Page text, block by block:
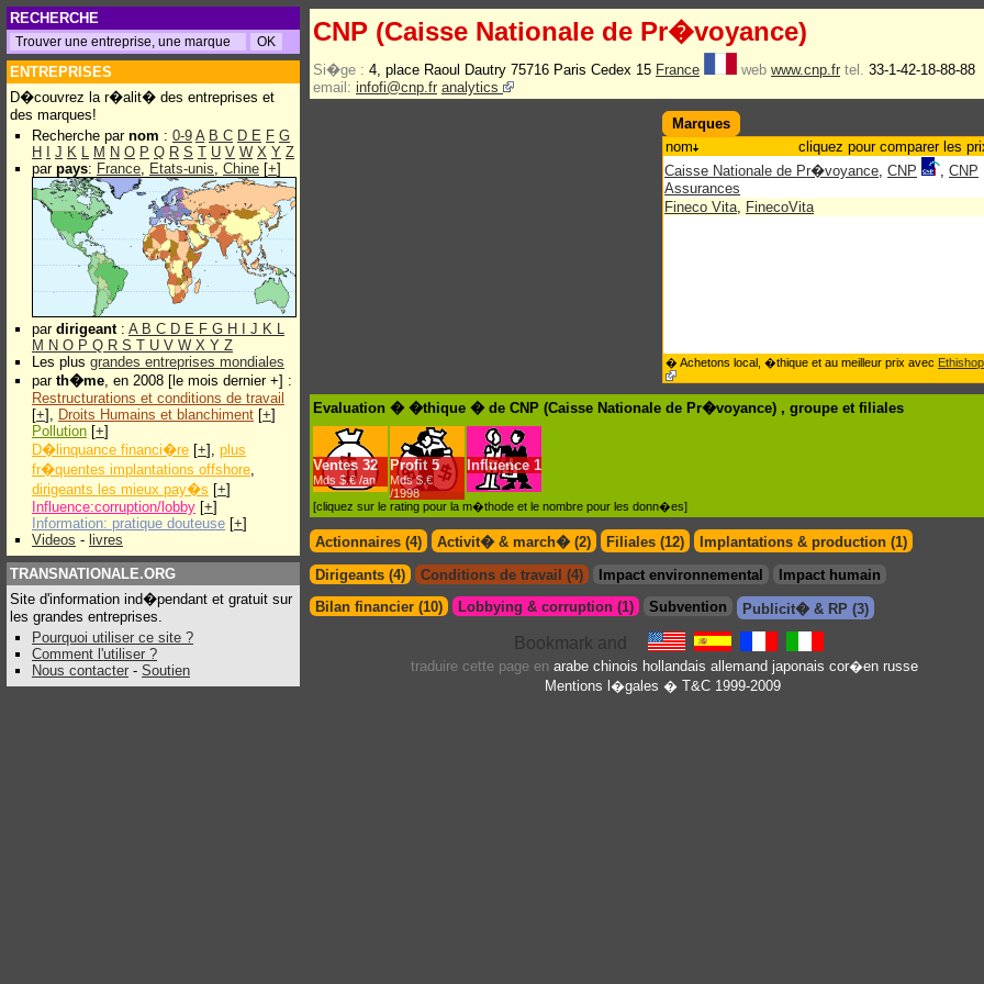
RECHERCHE
ENTREPRISES
D�couvrez la r�alit� des entreprises et
des marques!
Recherche par nom : 0-9 A B C D E F G
H
J K L M N O P Q R S T U V W X Y Z
par pays: France, Etats-unis, Chine [+]
par dirigeant: A B C D E F G H J K L
M N O P Q R S T U V W X Y Z
Les plus grandes entreprises mondiales
par th�me, en 2008 [le mois dernier +] :
Restructurations et conditions de travail
[+], Droits Humains et blanchiment [+]
Pollution [+]
D�linquance financi�re [+], plus
fr�quentes implantations offshore,
dirigeants les mieux pay�s [+]
Influence:corruption/lobby [+]
Information: pratique douteuse [+]
Videos - livres
TRANSNATIONALE.ORG
Site d'information ind�pendant et gratuit sur
les grandes entreprises.
Pourquoi utiliser ce site ?
Comment l'utiliser ?
Nous contacter - Soutien
CNP (Caisse Nationale de Pr�voyance)
Si�ge : 4, place Raoul Dautry 75716 Paris Cedex 15 France web www.cnp.fr tel. 33-1-42-18-88-88
email: infofi@cnp.fr analytics
Marques
nom
cliquez pour comparer les
Caisse Nationale de Pr�voyance, CNP , CNP
Assurances
Fineco Vita, FinecoVita
� Achetons local, �thique et au meilleur prix avec Ethishop
Evaluation � �thique � de CNP (Caisse Nationale de Pr�voyance) , groupe et filiales
Ventes 32
Mds $.€ /an
Profit 5
Mds $.€
/1998
Influence 1
[cliquez sur le rating pour la m�thode et le nombre pour les donn�es]
Actionnaires (4) Activit� & march� (2) Filiales (12)
Implantations & production (1)
Dirigeants (4)
Conditions de travail (4) Impact environnemental
Impact humain
Bilan financier (10)
Lobbying & corruption (1) Subvention Publicit� & RP (3)
traduire cette page en arabe chinois hollandais allemand japonais cor�en russe
Mentions l�gales � T&C 1999-2009